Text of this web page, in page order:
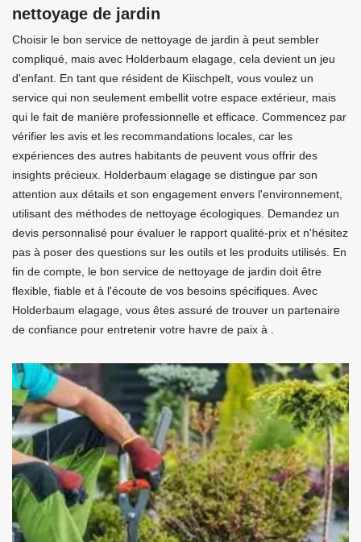
nettoyage de jardin
Choisir le bon service de nettoyage de jardin à peut sembler
compliqué, mais avec Holderbaum elagage, cela devient un jeu
d'enfant. En tant que résident de Kiischpelt, vous voulez un
service qui non seulement embellit votre espace extérieur, mais
qui le fait de manière professionnelle et efficace. Commencez par
vérifier les avis et les recommandations locales, car les
expériences des autres habitants de peuvent vous offrir des
insights précieux. Holderbaum elagage se distingue par son
attention aux détails et son engagement envers l'environnement,
utilisant des méthodes de nettoyage écologiques. Demandez un
devis personnalisé pour évaluer le rapport qualité-prix et n'hésitez
pas à poser des questions sur les outils et les produits utilisés. En
fin de compte, le bon service de nettoyage de jardin doit être
flexible, fiable et à l'écoute de vos besoins spécifiques. Avec
Holderbaum elagage, vous êtes assuré de trouver un partenaire
de confiance pour entretenir votre havre de paix à .